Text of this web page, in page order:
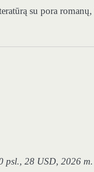
su pora
psl., 28 USD, 2026